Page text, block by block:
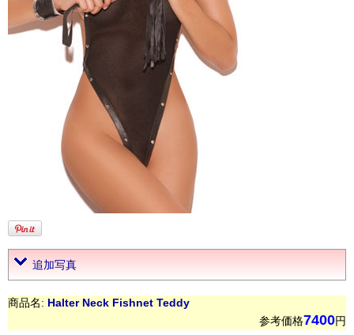
追加写真
商品名: Halter Neck Fishnet Teddy
参考価格7400円